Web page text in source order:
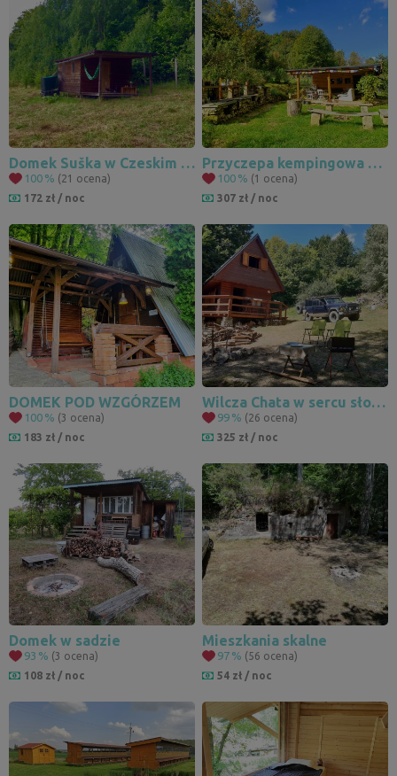
Domek Suška w Czeskim Raju
100 % (21 ocena)
172 zł / noc
Przyczepa kempingowa przy FotbalGolfie
100 % (1 ocena)
307 zł / noc
DOMEK POD WZGÓRZEM
100 % (3 ocena)
183 zł / noc
Wilcza Chata w sercu słowackich Jaworników
99 % (26 ocena)
325 zł / noc
Domek w sadzie
93 % (3 ocena)
108 zł / noc
Mieszkania skalne
97 % (56 ocena)
54 zł / noc
3
4
28
27
195